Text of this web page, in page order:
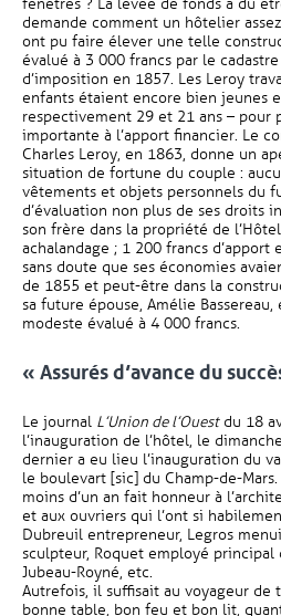
fenêtres ? La levée de fonds a dû
demande comment un hôtelier
ont pu faire élever une telle
évalué à 3 000 francs par le
d’imposition en 1857. Les Leroy
enfants étaient encore bien jeunes
respectivement 29 et 21 ans – pour
importante à l’apport financier. Le
Charles Leroy, en 1863, donne un
situation de fortune du couple :
vêtements et objets personnels du
d’évaluation non plus de ses droits
son frère dans la propriété de
achalandage ; 1 200 francs d’apport
sans doute que ses économies
de 1855 et peut-être dans la
sa future épouse, Amélie Bassereau,
modeste évalué à 4 000 francs.
« Assurés d’avance du
Le journal L’Union de l’Ouestdu 18
l’inauguration de l’hôtel, le
dernier a eu lieu l’inauguration du
le boulevart [sic] du Champ-de-
moins d’un an fait honneur à
et aux ouvriers qui l’ont si
Dubreuil entrepreneur, Legros
sculpteur, Roquet employé principal
Jubeau-Royné, etc.
Autrefois, il suffisait au voyageur de
bonne table, bon feu et bon lit,